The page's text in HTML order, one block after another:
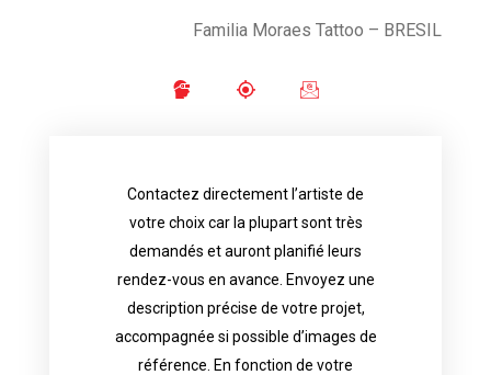
Familia Moraes Tattoo – BRESIL
Contactez directement l’artiste de
votre choix car la plupart sont très
demandés et auront planifié leurs
rendez-vous en avance. Envoyez une
description précise de votre projet,
accompagnée si possible d’images de
référence. En fonction de votre
appointments in advance. Send an
accurate description of your project, if
possible attached with reference
images. Depending your request, the
tattoo artist will answer to tell you his